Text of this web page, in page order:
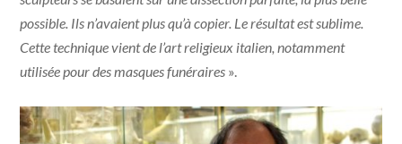
possible. Ils n’avaient plus qu’à copier. Le résultat est sublime.
Cette technique vient de l’art religieux italien, notamment
utilisée pour des masques funéraires ».